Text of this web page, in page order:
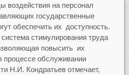
воздействия на персонал
государственные
обеспечить их доступность.
стимулирования труда
повысить их
процессе обслуживании
Н.И. Кондратьев отмечает,